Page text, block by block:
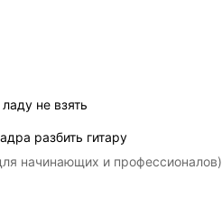
не взять
разбить гитару
начинающих и профессионалов)